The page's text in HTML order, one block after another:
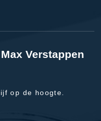
Verstappen
op de hoogte.